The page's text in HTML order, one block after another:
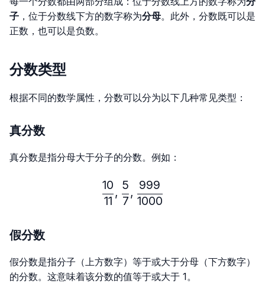
子 ，位于分数线下方的数字称为分母。此外，分数既可以是
正数，也可以是负数。
分数类型
根据不同的数学属性，分数可以分为以下几种常见类型：
真分数
真分数是指分母大于分子的分数。例如：
11
10
,
7
5
,
1000
999
假分数
假分数是指分子（上方数字）等于或大于分母（下方数字）
的分数。这意味着该分数的值等于或大于 1。